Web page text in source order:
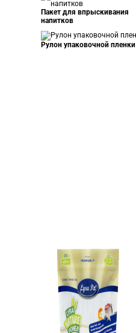
Пакет для впрыскивания
напитков
Рулон упаковочной пленки